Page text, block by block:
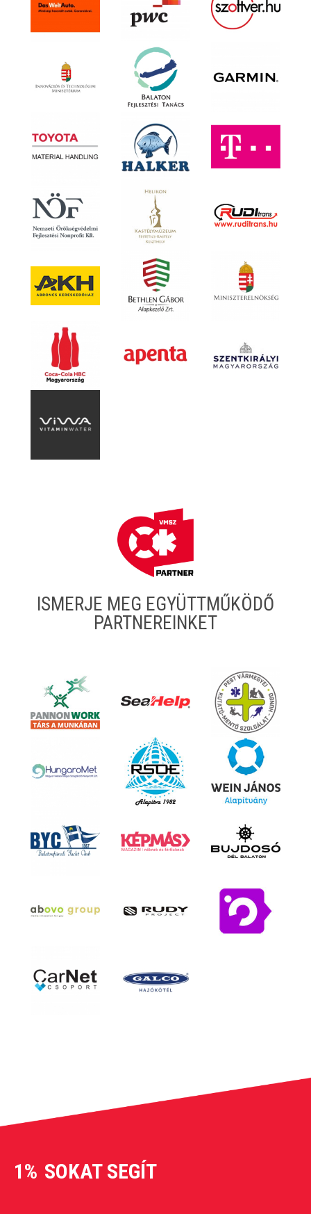
ISMERJE MEG EGYÜTTMŰKÖDŐ
PARTNEREINKET
1% SOKAT SEGÍT